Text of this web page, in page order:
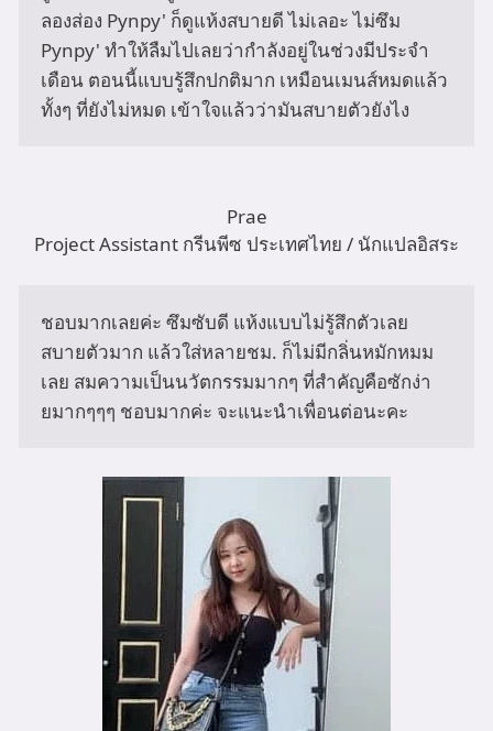
ลองส่อง Pynpy' ก็ดูแห้งสบายดี ไม่เลอะ ไม่ซึม
Pynpy' ทำให้ลืมไปเลยว่ากำลังอยู่ในช่วงมีประจำ
เดือน ตอนนี้แบบรู้สึกปกติมาก เหมือนเมนส์หมดแล้ว
ทั้งๆ ที่ยังไม่หมด เข้าใจแล้วว่ามันสบายตัวยังไง
Prae
Project Assistant กรีนพีซ ประเทศไทย / นักแปลอิสระ
ชอบมากเลยค่ะ ซึมซับดี แห้งแบบไม่รู้สึกตัวเลย
สบายตัวมาก แล้วใส่หลายชม. ก็ไม่มีกลิ่นหมักหมม
เลย สมความเป็นนวัตกรรมมากๆ ที่สำคัญคือซักง่า
ยมากๆๆๆ ชอบมากค่ะ จะแนะนำเพื่อนต่อนะคะ